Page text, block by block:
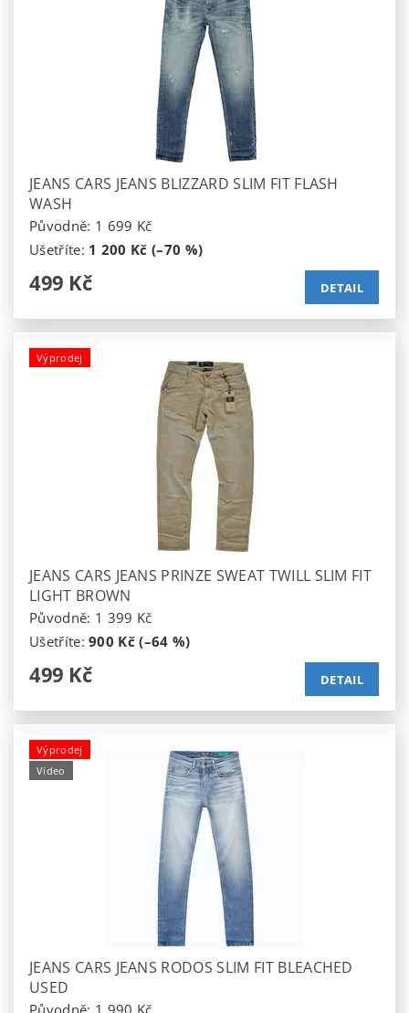
JEANS CARS JEANS BLIZZARD SLIM FIT FLASH
WASH
Původně: 1 699 Kč
Ušetříte: 1 200 Kč (–70 %)
499 Kč DETAIL
Výprodej
JEANS CARS JEANS PRINZE SWEAT TWILL SLIM FIT
LIGHT BROWN
Původně: 1 399 Kč
Ušetříte:900 Kč (–64 %)
499 Kč DETAIL
Výprodej
Video
JEANS CARS JEANS RODOS SLIM FIT BLEACHED
USED